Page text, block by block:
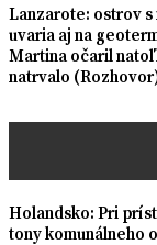
Lanzarote: ostrov
uvaria aj na
Martina očaril
natrvalo
Holandsko: Pri
tony komunálneho